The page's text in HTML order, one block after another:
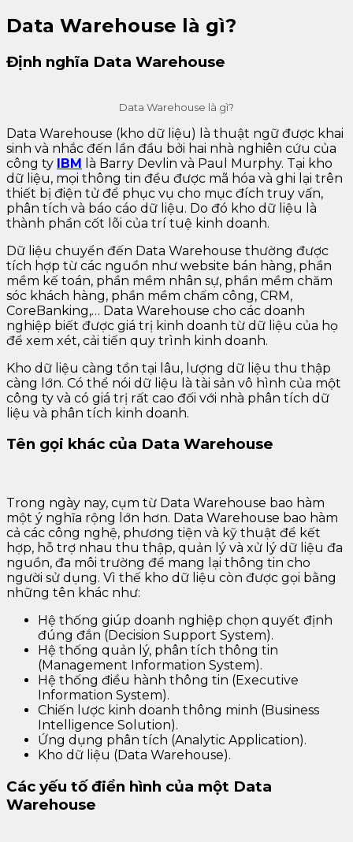
Data Warehouse là gì?
Định nghĩa Data Warehouse
Data Warehouse là gì?
Data Warehouse (kho dữ liệu) là thuật ngữ được khai
sinh và nhắc đến lần đầu bởi hai nhà nghiên cứu của
công ty IBM là Barry Devlin và Paul Murphy. Tại kho
dữ liệu, mọi thông tin đều được mã hóa và ghi lại trên
thiết bị điện tử để phục vụ cho mục đích truy vấn,
phân tích và báo cáo dữ liệu. Do đó kho dữ liệu là
thành phần cốt lõi của trí tuệ kinh doanh.
Dữ liệu chuyển đến Data Warehouse thường được
tích hợp từ các nguồn như website bán hàng, phần
mềm kế toán, phần mềm nhân sự, phần mềm chăm
sóc khách hàng, phần mềm chấm công, CRM,
CoreBanking,… Data Warehouse cho các doanh
nghiệp biết được giá trị kinh doanh từ dữ liệu của họ
để xem xét, cải tiến quy trình kinh doanh.
Kho dữ liệu càng tồn tại lâu, lượng dữ liệu thu thập
càng lớn. Có thể nói dữ liệu là tài sản vô hình của một
công ty và có giá trị rất cao đối với nhà phân tích dữ
liệu và phân tích kinh doanh.
Tên gọi khác của Data Warehouse
Trong ngày nay, cụm từ Data Warehouse bao hàm
một ý nghĩa rộng lớn hơn. Data Warehouse bao hàm
cả các công nghệ, phương tiện và kỹ thuật để kết
hợp, hỗ trợ nhau thu thập, quản lý và xử lý dữ liệu đa
nguồn, đa môi trường để mang lại thông tin cho
người sử dụng. Vì thế kho dữ liệu còn được gọi bằng
những tên khác như:
Hệ thống giúp doanh nghiệp chọn quyết định
đúng đắn (Decision Support System).
Hệ thống quản lý, phân tích thông tin
(Management Information System).
Hệ thống điều hành thông tin (Executive
Information System).
Chiến lược kinh doanh thông minh (Business
Intelligence Solution).
Ứng dụng phân tích (Analytic Application).
Kho dữ liệu (Data Warehouse).
Các yếu tố điển hình của một Data
Warehouse